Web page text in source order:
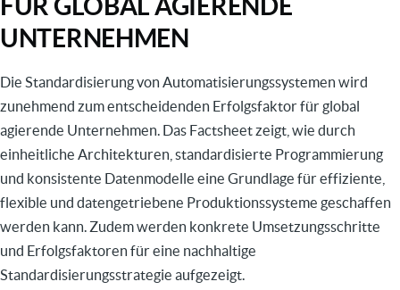
FÜR GLOBAL AGIERENDE
UNTERNEHMEN
Die Standardisierung von Automatisierungssystemen wird
zunehmend zum entscheidenden Erfolgsfaktor für global
agierende Unternehmen. Das Factsheet zeigt, wie durch
einheitliche Architekturen, standardisierte Programmierung
und konsistente Datenmodelle eine Grundlage für effiziente,
flexible und datengetriebene Produktionssysteme geschaffen
werden kann. Zudem werden konkrete Umsetzungsschritte
und Erfolgsfaktoren für eine nachhaltige
Standardisierungsstrategie aufgezeigt.